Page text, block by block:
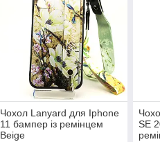
Чохол Lanyard для Iphone
11 бампер із ремінцем
Beige
SE